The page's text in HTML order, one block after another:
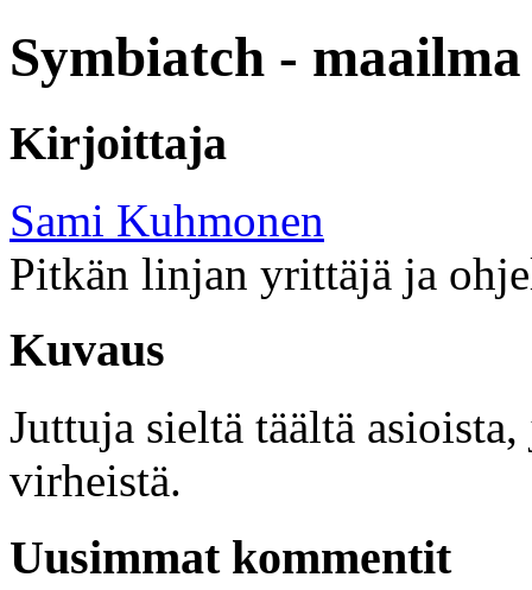
Symbiatch -
Kirjoittaja
Sami Kuhmonen
Pitkän linjan yrittäjä ja
Kuvaus
Juttuja sieltä täältä
virheistä.
Uusimmat kommentit